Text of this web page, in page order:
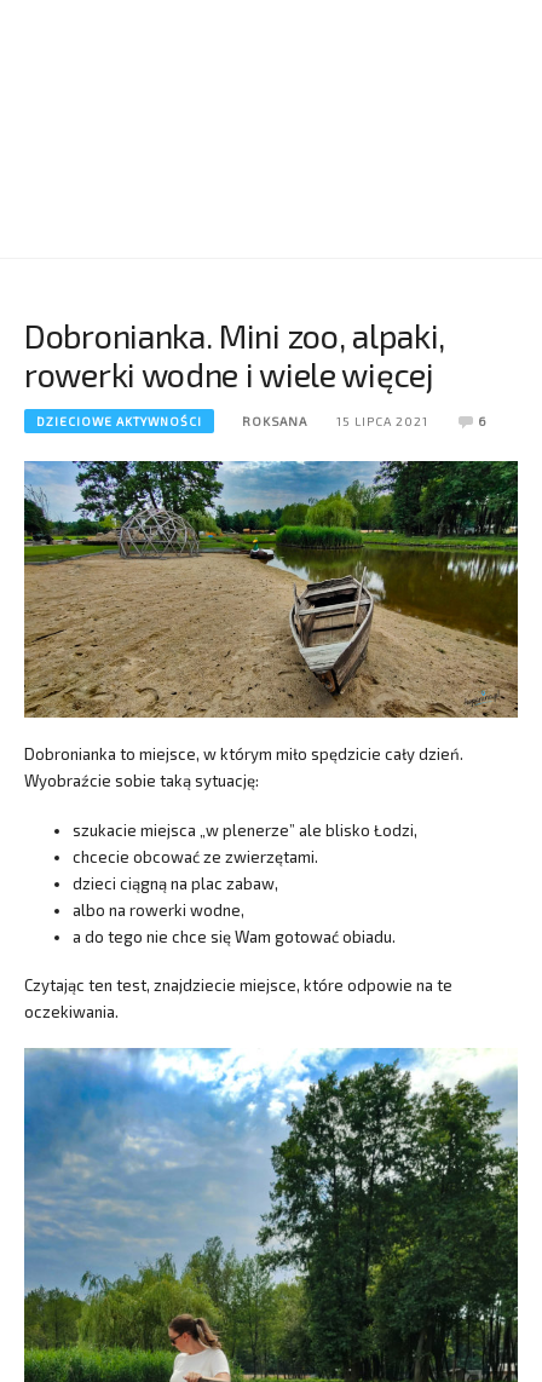
Dobronianka. Mini zoo, alpaki,
rowerki wodne i wiele więcej
DZIECIOWE AKTYWNOŚCI ROKSANA 15 LIPCA 2021 6
Dobronianka to miejsce, w którym miło spędzicie cały dzień.
Wyobraźcie sobie taką sytuację:
szukacie miejsca „w plenerze” ale blisko Łodzi,
chcecie obcować ze zwierzętami.
dzieci ciągną na plac zabaw,
albo na rowerki wodne,
a do tego nie chce się Wam gotować obiadu.
Czytając ten test, znajdziecie miejsce, które odpowie na te
oczekiwania.